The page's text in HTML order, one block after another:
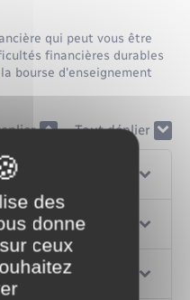
qui peut vous être
financières durables
bourse d'enseignement
Tout déplier
?
?
des
donne
ceux